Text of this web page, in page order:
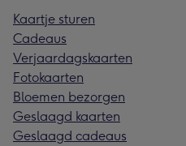
Kaartje sturen
Cadeaus
Verjaardagskaarten
Fotokaarten
Bloemen bezorgen
Geslaagd kaarten
Geslaagd cadeaus